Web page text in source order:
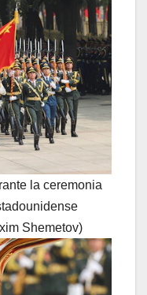
la ceremonia
Shemetov)